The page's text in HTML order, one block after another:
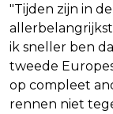
"Tijden zijn in
ik sneller ben
tweede
op compleet
rennen niet